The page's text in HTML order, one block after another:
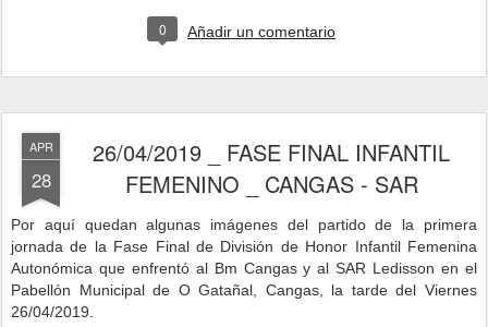
0 Añadir un comentario
APR
28
26/04/2019 _ FASE FINAL INFANTIL
FEMENINO _ CANGAS - SAR
Por aquí quedan algunas imágenes del partido de la primera
jornada de la Fase Final de División de Honor Infantil Femenina
Autonómica que enfrentó al Bm Cangasy al SAR Ledisson en el
Pabellón Municipal de O Gatañal, Cangas, la tarde del Viernes
26/04/2019.